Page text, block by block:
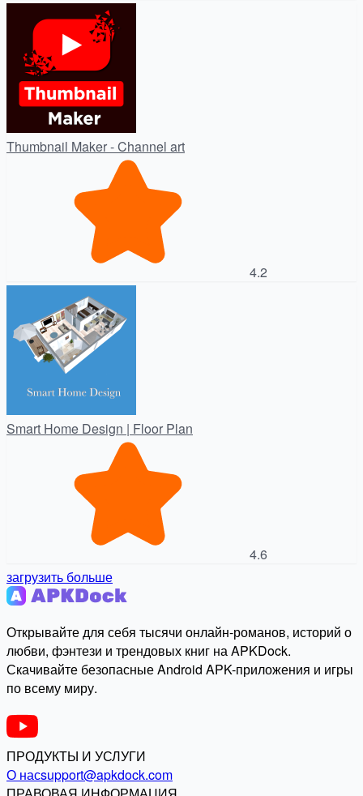
Thumbnail Maker - Channel art
4.2
Smart Home Design | Floor Plan
4.6
загрузить больше
Открывайте для себя тысячи онлайн-романов, историй о
любви, фэнтези и трендовых книг на APKDock.
Скачивайте безопасные Android APK-приложения и игры
по всему миру.
ПРОДУКТЫ И УСЛУГИ
О насsupport@apkdock.com